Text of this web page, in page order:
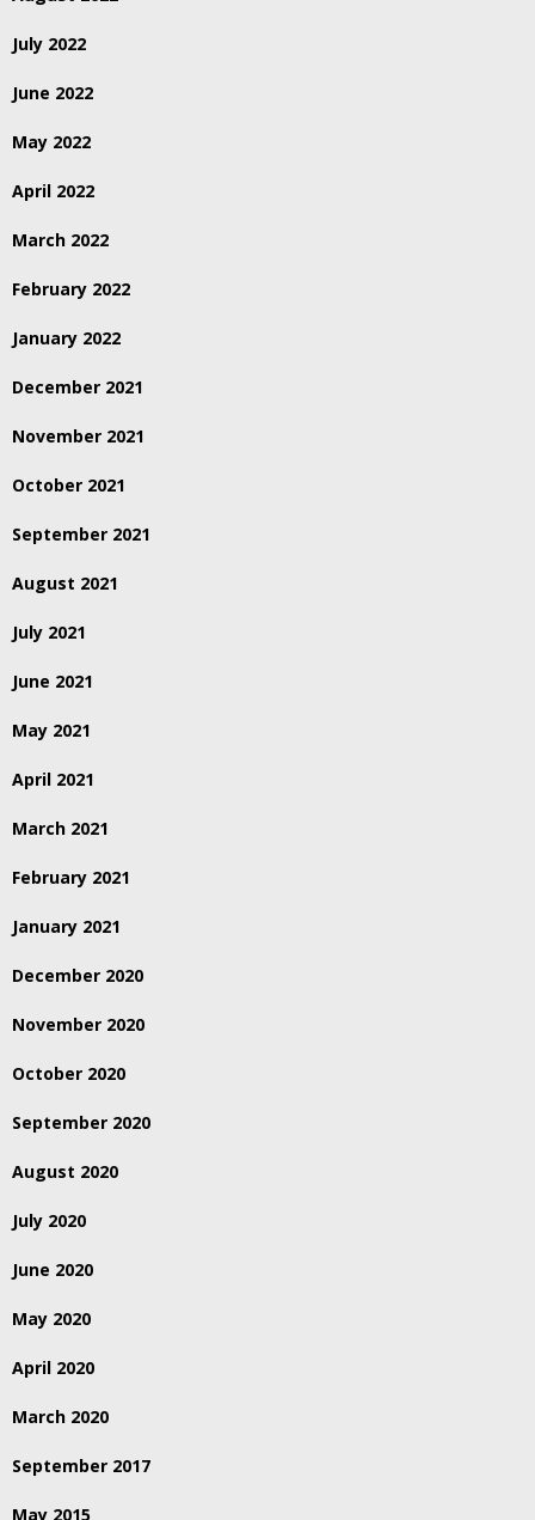
July 2022
June 2022
May 2022
April 2022
March 2022
February 2022
January 2022
December 2021
November 2021
October 2021
September 2021
August 2021
July 2021
June 2021
May 2021
April 2021
March 2021
February 2021
January 2021
December 2020
November 2020
October 2020
September 2020
August 2020
July 2020
June 2020
May 2020
April 2020
March 2020
September 2017
May 2015